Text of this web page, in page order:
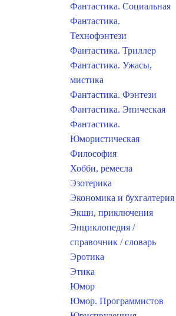
Фантастика. Социальная
Фантастика.
Технофэнтези
Фантастика. Триллер
Фантастика. Ужасы,
мистика
Фантастика. Фэнтези
Фантастика. Эпическая
Фантастика.
Юмористическая
Философия
Хобби, ремесла
Эзотерика
Экономика и бухгалтерия
Экшн, приключения
Энциклопедия /
справочник / словарь
Эротика
Этика
Юмор
Юмор. Программистов